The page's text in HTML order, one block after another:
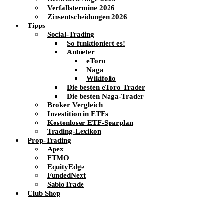
Verfallstermine 2026
Zinsentscheidungen 2026
Tipps
Social-Trading
So funktioniert es!
Anbieter
eToro
Naga
Wikifolio
Die besten eToro Trader
Die besten Naga-Trader
Broker Vergleich
Investition in ETFs
Kostenloser ETF-Sparplan
Trading-Lexikon
Prop-Trading
Apex
FTMO
EquityEdge
FundedNext
SabioTrade
Club Shop